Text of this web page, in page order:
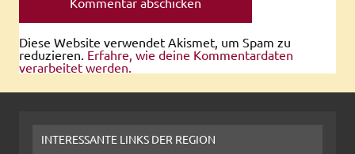
Diese Website verwendet Akismet, um Spam zu
reduzieren. Erfahre, wie deine Kommentardaten
verarbeitet werden.
INTERESSANTE LINKS DER REGION